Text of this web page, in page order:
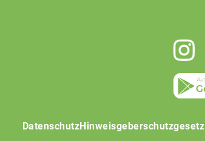
DatenschutzHinweisgeberschutzgesetz